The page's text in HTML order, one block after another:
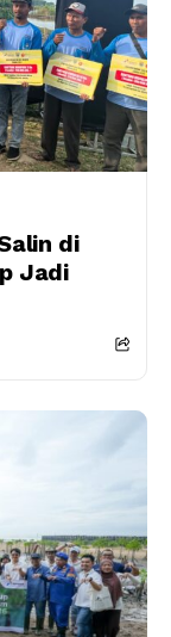
di
Jadi